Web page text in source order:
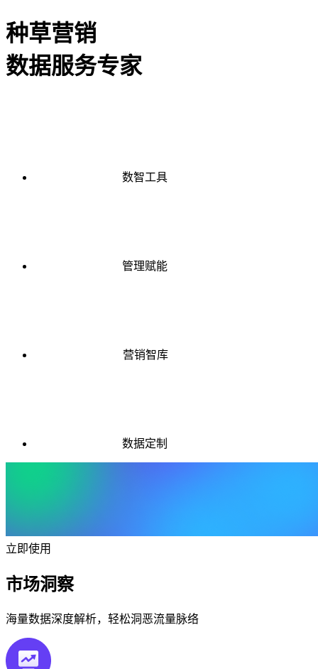
种草营销
数据服务专家
数智工具
管理赋能
营销智库
数据定制
立即使用
市场洞察
海量数据深度解析，轻松洞恶流量脉络